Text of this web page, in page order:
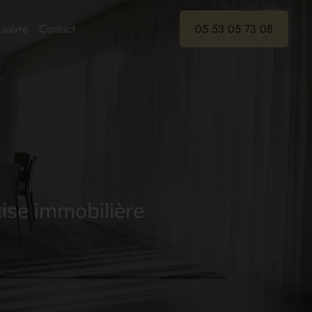
Contact 05 53 05 73 08
immobilière
immobilière